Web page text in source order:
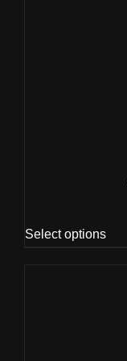
Select options